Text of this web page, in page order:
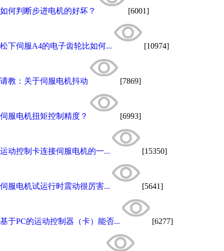
如何判断步进电机的好坏？ [6001]
松下伺服A4的电子齿轮比如何... [10974]
请教：关于伺服电机抖动 [7869]
伺服电机扭矩控制精度？ [6993]
运动控制卡连接伺服电机的一... [15350]
伺服电机试运行时震动很厉害... [5641]
基于PC的运动控制器（卡）能否... [6277]